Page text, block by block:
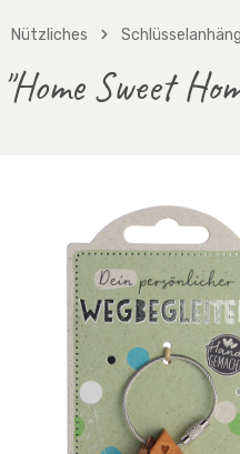
Nützliches
Sweet